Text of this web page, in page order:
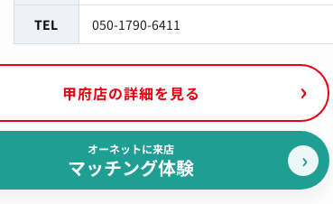
TEL 050-1790-6411
甲府店の詳細を見る
オーネットに来店
マッチング体験